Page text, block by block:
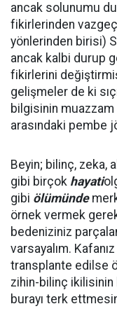
ancak solunumu
fikirlerinden
yönlerinden birisi)
ancak kalbi durup
fikirlerini
gelişmeler de ki
bilgisinin
arasındaki pembe
Beyin; bilinç, zeka,
gibi birçok hayati
gibi ölümünde
örnek vermek
bedeniziniz
varsayalım.
transplante edilse
zihin-bilinç ikilisinin
burayı terk